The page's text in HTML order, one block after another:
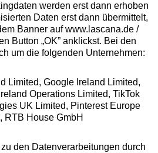
Versandkosten
zur Bonitätsprüfung
werden erst dann erhoben
Daten erst dann übermittelt,
Banner auf www.lascana.de /
Button „OK” anklickst. Bei den
um die folgenden Unternehmen:
Limited, Google Ireland Limited,
Operations Limited, TikTok
UK Limited, Pinterest Europe
RTB House GmbH
den Datenverarbeitungen durch